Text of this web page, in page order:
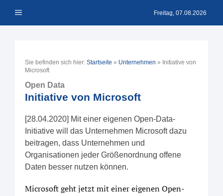
Inhalt Menü Freitag, 07.08.2026
Sie befinden sich hier: Startseite » Unternehmen » Initiative von
Microsoft
Open Data
Initiative von Microsoft
[28.04.2020] Mit einer eigenen Open-Data-
Initiative will das Unternehmen Microsoft dazu
beitragen, dass Unternehmen und
Organisationen jeder Größenordnung offene
Daten besser nutzen können.
Microsoft geht jetzt mit einer eigenen Open-